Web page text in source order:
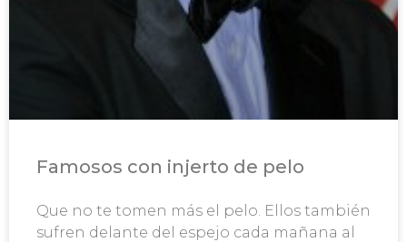
Famosos con injerto de pelo
Que no te tomen más el pelo. Ellos también
sufren delante del espejo cada mañana al